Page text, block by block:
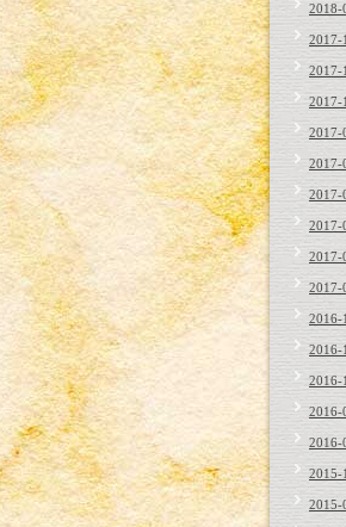
2018-
2017-
2017-
2017-
2017-
2017-
2017-
2017-
2017-
2017-
2016-
2016-
2016-
2016-
2016-
2015-
2015-